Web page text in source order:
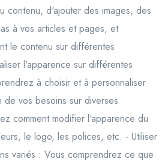
contenu, d'ajouter des images, des
à vos articles et pages, et
le contenu sur différentes
l'apparence sur différentes
à choisir et à personnaliser
vos besoins sur diverses
comment modifier l'apparence du
le logo, les polices, etc. - Utiliser
variés : Vous comprendrez ce que